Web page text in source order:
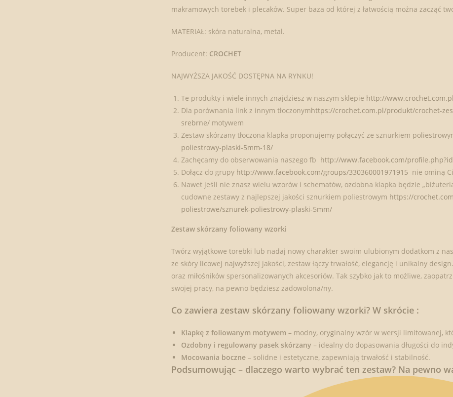
makramowych torebek i plecaków. Super baza od której z łatwością można zacząć
MATERIAŁ: skóra naturalna, metal.
Producent: CROCHET
NAJWYŻSZA JAKOŚĆ DOSTĘPNA NA RYNKU!
Te produkty i wiele innych znajdziesz w naszym sklepie http://www.crochet.com.pl
Dla porównania link z innym tłoczonymhttps://crochet.com.pl/produkt/crochet-
srebrne/motywem
Zestaw skórzany tłoczona klapka proponujemy połączyć ze sznurkiem
poliestrowy-plaski-5mm-18/
Zachęcamy do obserwowania naszego fb http://www.facebook.com/
Dołącz do grupy http://www.facebook.com/groups/330360001971915 nie ominą
Nawet jeśli nie znasz wielu wzorów i schematów, ozdobna klapka będzie
cudowne zestawy z najlepszej jakości sznurkiem poliestrowym https://
poliestrowe/sznurek-poliestrowy-plaski-5mm/
Zestaw skórzany foliowany wzorki
Twórz wyjątkowe torebki lub nadaj nowy charakter swoim ulubionym dodatkom z
ze skóry licowej najwyższej jakości, zestaw łączy trwałość, elegancję i unikalny
oraz miłośników spersonalizowanych akcesoriów. Tak szybko jak to możliwe,
swojej pracy, na pewno będziesz zadowolona/ny.
Co zawiera zestaw skórzany foliowany wzorki? W skrócie :
Klapkę z foliowanym motywem – modny, oryginalny wzór w wersji limitowanej,
Ozdobny i regulowany pasek skórzany – idealny do dopasowania długości do
Mocowania boczne– solidne i estetyczne, zapewniają trwałość i stabilność.
Podsumowując – dlaczego warto wybrać ten zestaw? Na pewno